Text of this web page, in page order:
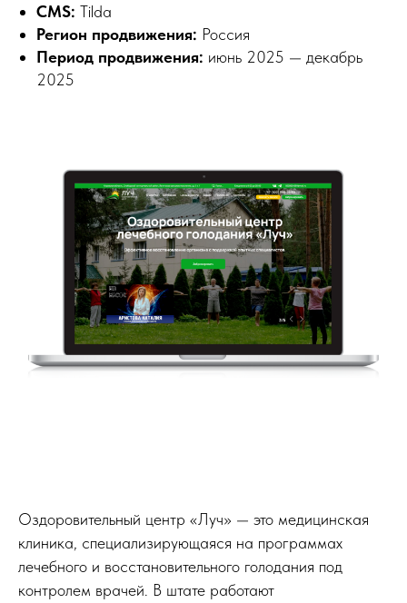
CMS: Tilda
Регион продвижения: Россия
Период продвижения: июнь 2025 — декабрь
2025
Оздоровительный центр «Луч» — это медицинская
клиника, специализирующаяся на программах
лечебного и восстановительного голодания под
контролем врачей. В штате работают